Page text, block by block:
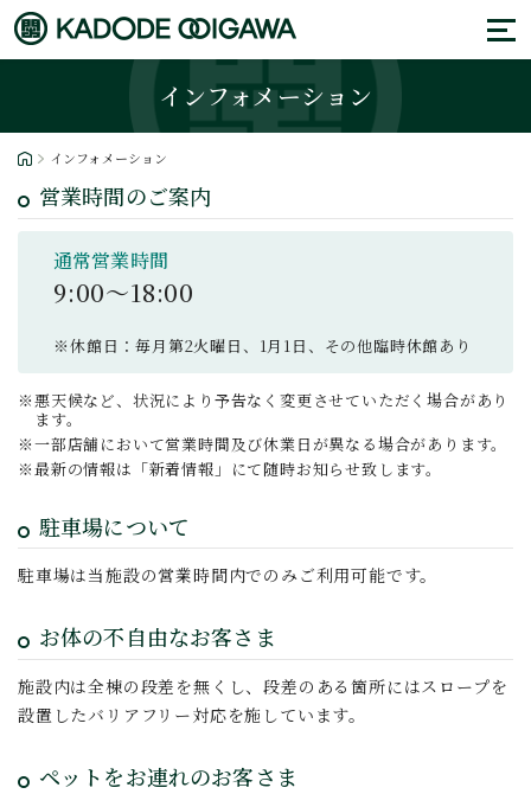
インフォメーション
インフォメーション
営業時間のご案内
通常営業時間
9:00〜18:00
休館日：毎月第2火曜日、1月1日、その他臨時休館あり
悪天候など、状況により予告なく変更させていただく場合があり
ます。
一部店舗において営業時間及び休業日が異なる場合があります。
最新の情報は「新着情報」にて随時お知らせ致します。
駐車場について
駐車場は当施設の営業時間内でのみご利用可能です。
お体の不自由なお客さま
施設内は全棟の段差を無くし、段差のある箇所にはスロープを
設置したバリアフリー対応を施しています。
ペットをお連れのお客さま